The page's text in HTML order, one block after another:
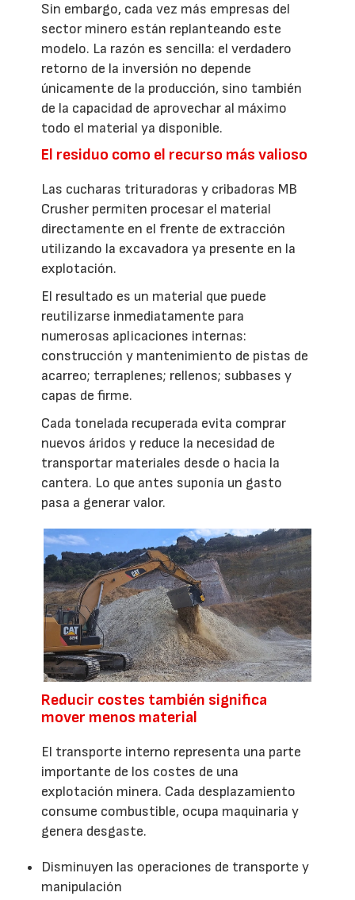
Sin embargo, cada vez más empresas del
sector minero están replanteando este
modelo. La razón es sencilla: el verdadero
retorno de la inversión no depende
únicamente de la producción, sino también
de la capacidad de aprovechar al máximo
todo el material ya disponible.
El residuo como el recurso más valioso
Las cucharas trituradoras y cribadoras MB
Crusher permiten procesar el material
directamente en el frente de extracción
utilizando la excavadora ya presente en la
explotación.
El resultado es un material que puede
reutilizarse inmediatamente para
numerosas aplicaciones internas:
construcción y mantenimiento de pistas de
acarreo; terraplenes; rellenos; subbases y
capas de firme.
Cada tonelada recuperada evita comprar
nuevos áridos y reduce la necesidad de
transportar materiales desde o hacia la
cantera. Lo que antes suponía un gasto
pasa a generar valor.
Reducir costes también significa
mover menos material
El transporte interno representa una parte
importante de los costes de una
explotación minera. Cada desplazamiento
consume combustible, ocupa maquinaria y
genera desgaste.
Disminuyen las operaciones de transporte y
manipulación